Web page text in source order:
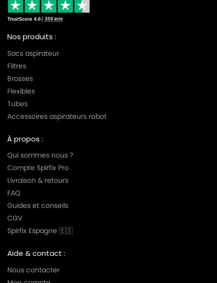
Nos produits :
Sacs aspirateur
Filtres
Brosses
Flexibles
Tubes
Accessoires aspirateurs robot
À propos :
Qui sommes nous ?
Compte Spirfix Pro
Livraison & retours
FAQ
Guides et conseils
CGV
Spirfix Espagne 🇪🇸
Aide & contact :
Nous contacter